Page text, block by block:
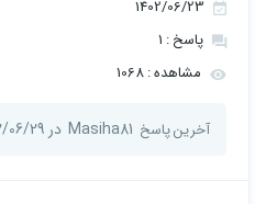
پاسخ : 1
مشاهده : 1068
آخرین پاسخ Masiha81 در 1402/06/29